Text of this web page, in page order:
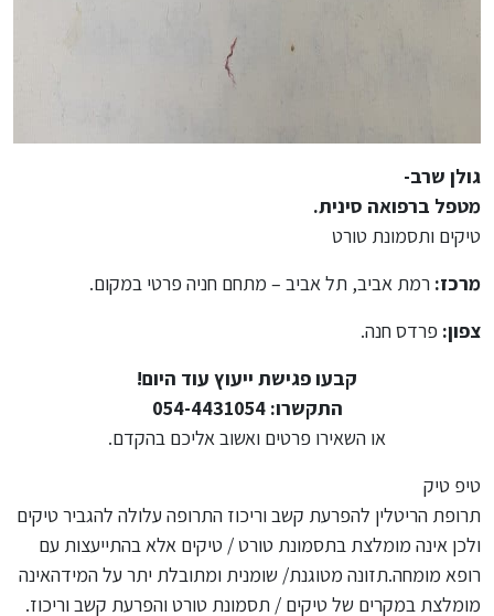
גולן שרב-
מטפל ברפואה סינית.
טיקים ותסמונת טורט
מרכז: רמת אביב, תל אביב – מתחם חניה פרטי במקום.
צפון: פרדס חנה.
קבעו פגישת ייעוץ עוד היום!
התקשרו: 054-4431054
או השאירו פרטים ואשוב אליכם בהקדם.
טיפ טיק
תרופת הריטלין להפרעת קשב וריכוז התרופה עלולה להגביר טיקים
ולכן אינה מומלצת בתסמונת טורט / טיקים אלא בהתייעצות עם
רופא מומחה.תזונה מטוגנת/ שומנית ומתובלת יתר על המידהאינה
מומלצת במקרים של טיקים / תסמונת טורט והפרעת קשב וריכוז.